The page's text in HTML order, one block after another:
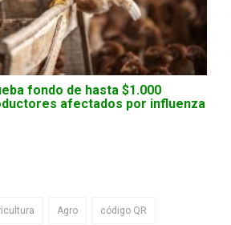
fondo de hasta $1.000
afectados por influenza
Agro código QR